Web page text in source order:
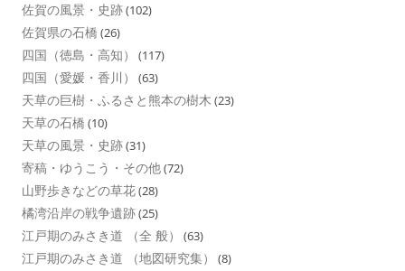
佐賀の風景・史跡(102)
佐賀県の石橋 (26)
四国（徳島・高知） (117)
四国（愛媛・香川） (63)
天草の巨樹・ふるさと熊本の樹木 (23)
天草の石橋 (10)
天草の風景・史跡(31)
寄稿・ゆうこう・その他(72)
山野歩きなどの草花(28)
橘湾沿岸の戦争遺跡(25)
江戸期のみさき道 （全 般） (63)
江戸期のみさき道 （地図研究集） (8)